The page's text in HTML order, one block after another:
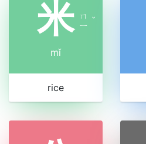
米 ㄇ
ㄧ ˇ
mǐ
rice